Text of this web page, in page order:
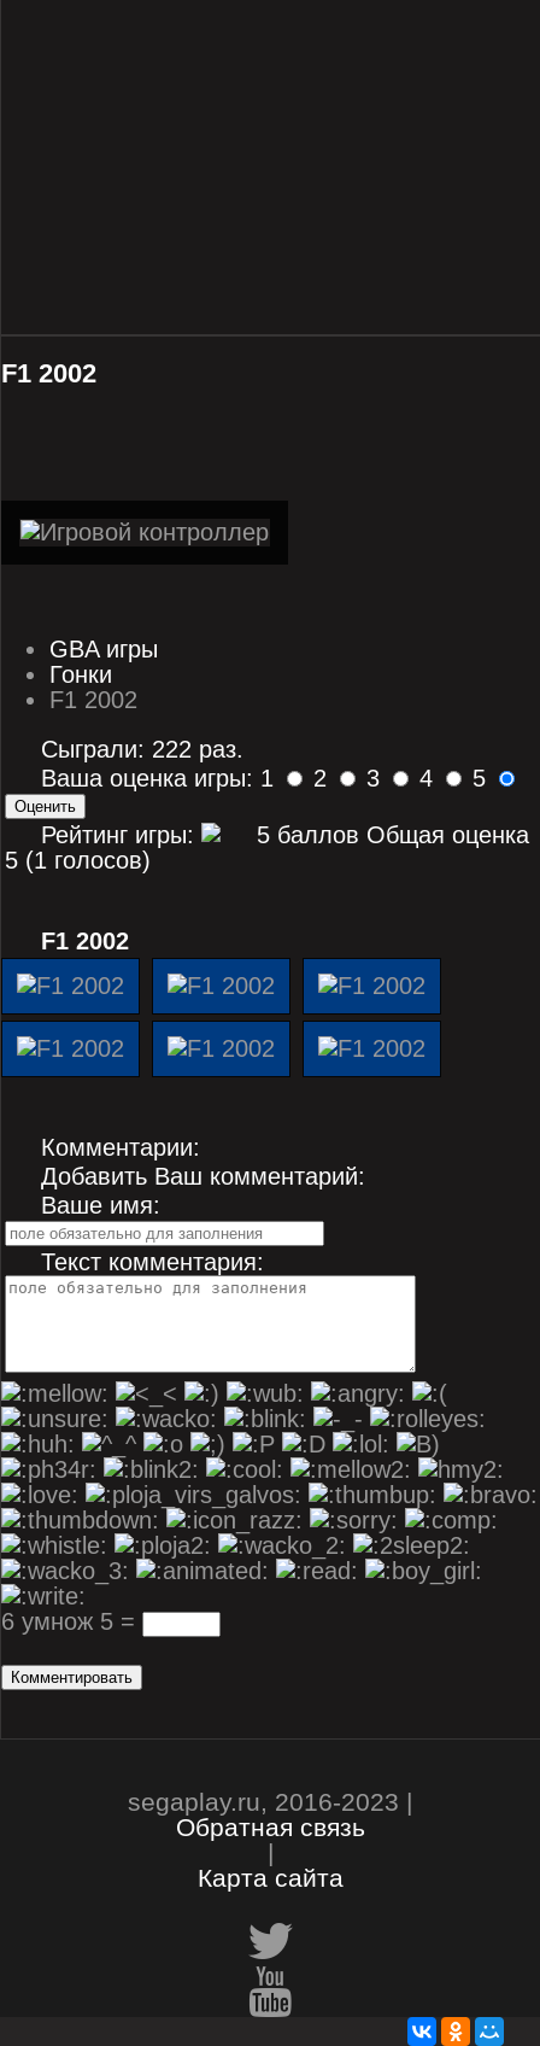
F1 2002
GBA игры
Гонки
F1 2002
Сыграли: 222 раз.
Ваша оценка игры: 1
2 3 4 5
Рейтинг игры:
Общая оценка
5 (1 голосов)
F1 2002
Комментарии:
Добавить Ваш комментарий:
Ваше имя:
Текст комментария:
6 умнож 5 =
segaplay.ru, 2016-2023 |
Обратная связь
|
Карта сайта